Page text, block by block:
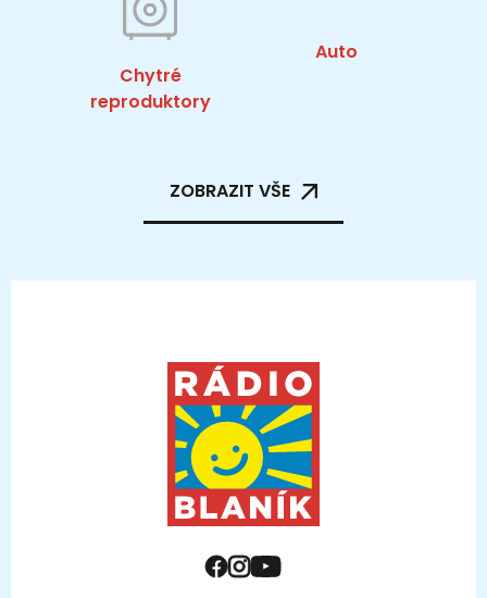
Chytré
reproduktory
Auto
ZOBRAZIT VŠE